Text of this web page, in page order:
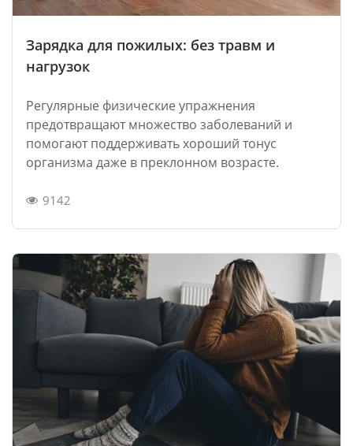
Зарядка для пожилых: без травм и
нагрузок
Регулярные физические упражнения
предотвращают множество заболеваний и
помогают поддерживать хороший тонус
организма даже в преклонном возрасте.
9142